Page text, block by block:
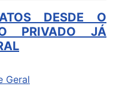
DESDE O
PRIVADO JÁ
Geral